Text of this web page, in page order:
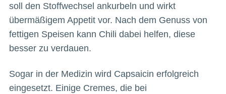
soll den Stoffwechsel ankurbeln und wirkt
übermäßigem Appetit vor. Nach dem Genuss von
fettigen Speisen kann Chili dabei helfen, diese
besser zu verdauen.
Sogar in der Medizin wird Capsaicin erfolgreich
eingesetzt. Einige Cremes, die bei